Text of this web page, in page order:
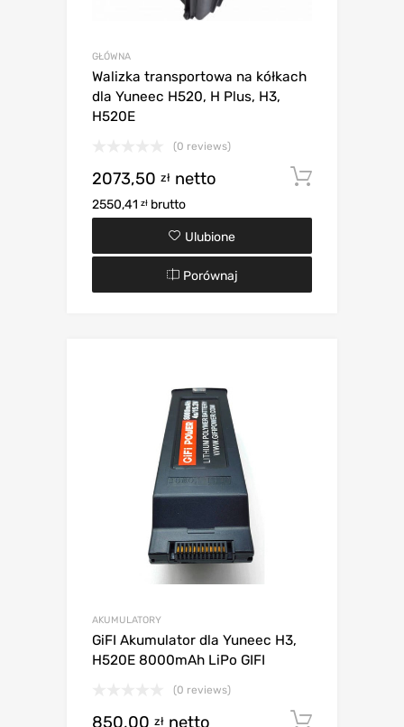
GŁÓWNA
Walizka transportowa na kółkach
dla Yuneec H520, H Plus, H3,
H520E
(0 reviews)
2073,50 zł netto
2550,41 zł brutto
Ulubione
Porównaj
AKUMULATORY
GiFI Akumulator dla Yuneec H3,
H520E 8000mAh LiPo GIFI
(0 reviews)
850,00 zł netto